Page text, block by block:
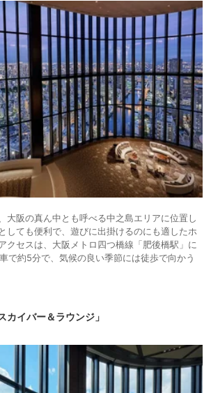
大阪の真ん中とも呼べる中之島エリアに位置し
しても便利で、遊びに出掛けるのにも適したホ
クセスは、大阪メトロ四つ橋線「肥後橋駅」に
で約5分で、気候の良い季節には徒歩で向かう
イバー＆ラウンジ」